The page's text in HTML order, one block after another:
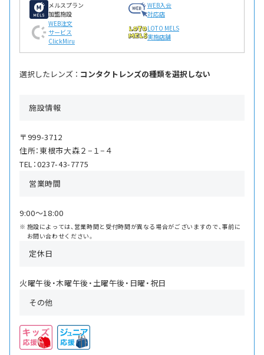
メルスプラン
加盟施設
WEB入会
対応店
WEB注文
サービス
ClickMiru
LOTO MELS
実施店舗
選択したレンズ ： コンタクトレンズの種類を選択しない
施設情報
〒999-3712
住所：東根市大森２−１−４
TEL：0237-43-7775
営業時間
9:00〜18:00
施設によっては、営業時間と受付時間が異なる場合がございますので、事前に
お問い合わせください。
定休日
火曜午後・木曜午後・土曜午後・日曜・祝日
その他